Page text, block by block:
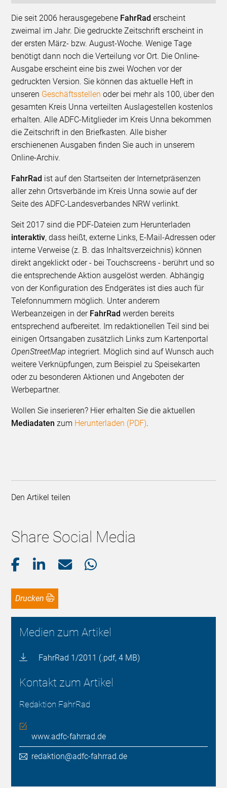
Die seit 2006 herausgegebene FahrRad erscheint
zweimal im Jahr. Die gedruckte Zeitschrift erscheint in
der ersten März- bzw. August-Woche. Wenige Tage
benötigt dann noch die Verteilung vor Ort. Die Online-
Ausgabe erscheint eine bis zwei Wochen vor der
gedruckten Version. Sie können das aktuelle Heft in
unseren Geschäftsstellen oder bei mehr als 100, über den
gesamten Kreis Unna verteilten Auslagestellen kostenlos
erhalten. Alle ADFC-Mitglieder im Kreis Unna bekommen
die Zeitschrift in den Briefkasten. Alle bisher
erschienenen Ausgaben finden Sie auch in unserem
Online-Archiv.
FahrRad ist auf den Startseiten der Internetpräsenzen
aller zehn Ortsverbände im Kreis Unna sowie auf der
Seite des ADFC-Landesverbandes NRW verlinkt.
Seit 2017 sind die PDF-Dateien zum Herunterladen
interaktiv, dass heißt, externe Links, E-Mail-Adressen oder
interne Verweise (z. B. das Inhaltsverzeichnis) können
direkt angeklickt oder - bei Touchscreens - berührt und so
die entsprechende Aktion ausgelöst werden. Abhängig
von der Konfiguration des Endgerätes ist dies auch für
Telefonnummern möglich. Unter anderem
Werbeanzeigen in der FahrRad werden bereits
entsprechend aufbereitet. Im redaktionellen Teil sind bei
einigen Ortsangaben zusätzlich Links zum Karten­portal
OpenStreetMap integriert. Möglich sind auf Wunsch auch
weitere Verknüpfungen, zum Beispiel zu Speisekarten
oder zu beson­deren Aktionen und Angeboten der
Werbepartner.
Wollen Sie inserieren? Hier erhalten Sie die aktuellen
Mediadaten zum Herunterladen (PDF).
Den Artikel teilen
Share Social Media
Drucken
Medien zum Artikel
FahrRad 1/2011 (.pdf, 4 MB)
Kontakt zum Artikel
Redaktion FahrRad
www.adfc-fahrrad.de
redaktion@adfc-fahrrad.de